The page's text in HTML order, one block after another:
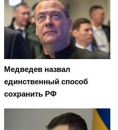
Медведев назвал
единственный способ
сохранить РФ